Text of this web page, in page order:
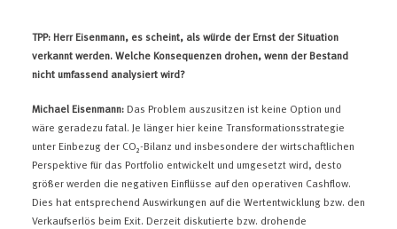
TPP: Herr Eisenmann, es scheint, als würde der Ernst der Situation
verkannt werden. Welche Konsequenzen drohen, wenn der Bestand
nicht umfassend analysiert wird?
Michael Eisenmann: Das Problem auszusitzen ist keine Option und
wäre geradezu fatal. Je länger hier keine Transformationsstrategie
unter Einbezug der CO₂-Bilanz und insbesondere der wirtschaftlichen
Perspektive für das Portfolio entwickelt und umgesetzt wird, desto
größer werden die negativen Einflüsse auf den operativen Cashflow.
Dies hat entsprechend Auswirkungen auf die Wertentwicklung bzw. den
Verkaufserlös beim Exit. Derzeit diskutierte bzw. drohende